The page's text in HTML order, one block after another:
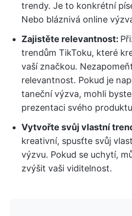
trendy. Je to konkrétní
Nebo bláznivá online
Zajistěte relevantnost:
trendům TikToku, které
vaší značkou.
relevantnost. Pokud je
taneční výzva, mohli
prezentaci svého
Vytvořte svůj vlastní
kreativní, spusťte svůj
výzvu. Pokud se uchytí,
zvýšit vaši viditelnost.